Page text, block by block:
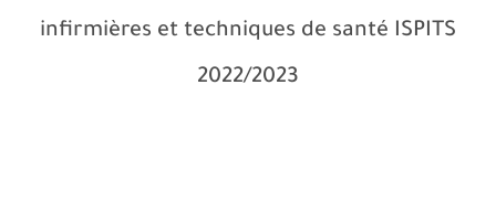
infirmières et techniques de santé ISPITS
2022/2023